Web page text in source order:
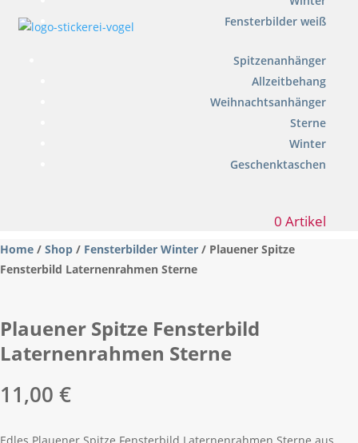
Fensterbilder weiß
Spitzenanhänger
Allzeitbehang
Weihnachtsanhänger
Sterne
Winter
Geschenktaschen
0 Artikel
Home / Shop / Fensterbilder Winter / Plauener Spitze
Fensterbild Laternenrahmen Sterne
Plauener Spitze Fensterbild
Laternenrahmen Sterne
11,00 €